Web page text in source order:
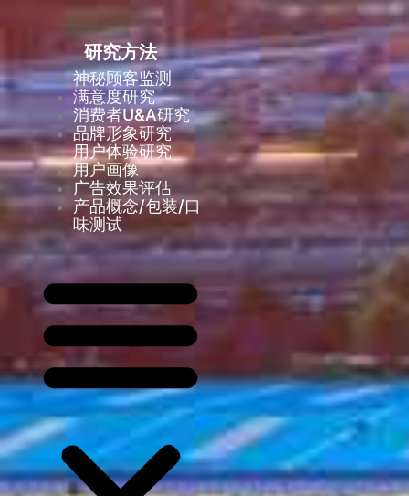
研究方法
神秘顾客监测
满意度研究
消费者U&A研究
品牌形象研究
用户体验研究
用户画像
广告效果评估
产品概念/包装/口
味测试